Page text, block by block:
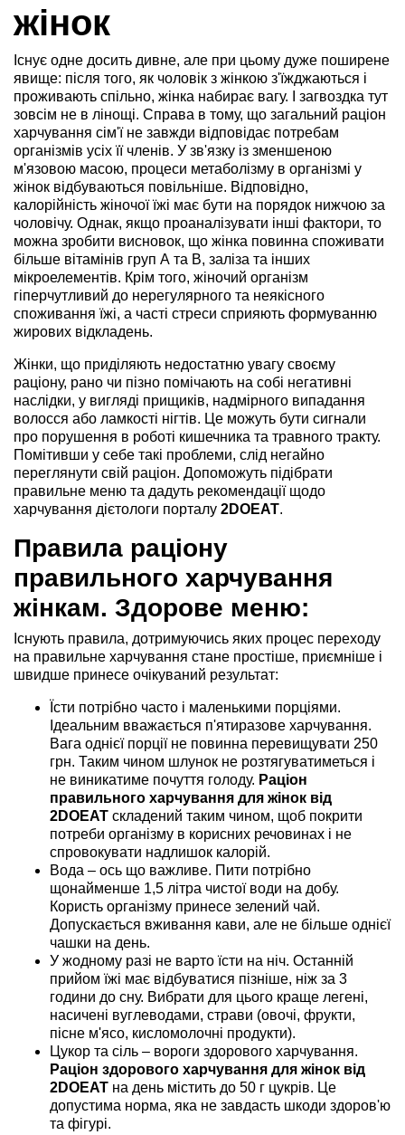
жінок
Існує одне досить дивне, але при цьому дуже поширене
явище: після того, як чоловік з жінкою з'їжджаються і
проживають спільно, жінка набирає вагу. І загвоздка тут
зовсім не в лінощі. Справа в тому, що загальний раціон
харчування сім'ї не завжди відповідає потребам
організмів усіх її членів. У зв'язку із зменшеною
м'язовою масою, процеси метаболізму в організмі у
жінок відбуваються повільніше. Відповідно,
калорійність жіночої їжі має бути на порядок нижчою за
чоловічу. Однак, якщо проаналізувати інші фактори, то
можна зробити висновок, що жінка повинна споживати
більше вітамінів груп А та В, заліза та інших
мікроелементів. Крім того, жіночий організм
гіперчутливий до нерегулярного та неякісного
споживання їжі, а часті стреси сприяють формуванню
жирових відкладень.
Жінки, що приділяють недостатню увагу своєму
раціону, рано чи пізно помічають на собі негативні
наслідки, у вигляді прищиків, надмірного випадання
волосся або ламкості нігтів. Це можуть бути сигнали
про порушення в роботі кишечника та травного тракту.
Помітивши у себе такі проблеми, слід негайно
переглянути свій раціон. Допоможуть підібрати
правильне меню та дадуть рекомендації щодо
харчування дієтологи порталу 2DOEAT.
Правила раціону
правильного харчування
жінкам. Здорове меню:
Існують правила, дотримуючись яких процес переходу
на правильне харчування стане простіше, приємніше і
швидше принесе очікуваний результат:
Їсти потрібно часто і маленькими порціями.
Ідеальним вважається п'ятиразове харчування.
Вага однієї порції не повинна перевищувати 250
грн. Таким чином шлунок не розтягуватиметься і
не виникатиме почуття голоду. Раціон
правильного харчування для жінок від
2DOEAT складений таким чином, щоб покрити
потреби організму в корисних речовинах і не
спровокувати надлишок калорій.
Вода – ось що важливе. Пити потрібно
щонайменше 1,5 літра чистої води на добу.
Користь організму принесе зелений чай.
Допускається вживання кави, але не більше однієї
чашки на день.
У жодному разі не варто їсти на ніч. Останній
прийом їжі має відбуватися пізніше, ніж за 3
години до сну. Вибрати для цього краще легені,
насичені вуглеводами, страви (овочі, фрукти,
пісне м'ясо, кисломолочні продукти).
Цукор та сіль – вороги здорового харчування.
Раціон здорового харчування для жінок від
2DOEAT на день містить до 50 г цукрів. Це
допустима норма, яка не завдасть шкоди здоров'ю
та фігурі.